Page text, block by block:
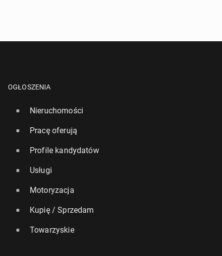
OGŁOSZENIA
Nieruchomości
Pracę oferują
Profile kandydatów
Usługi
Motoryzacja
Kupię / Sprzedam
Towarzyskie